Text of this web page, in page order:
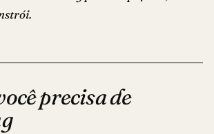
precisa de